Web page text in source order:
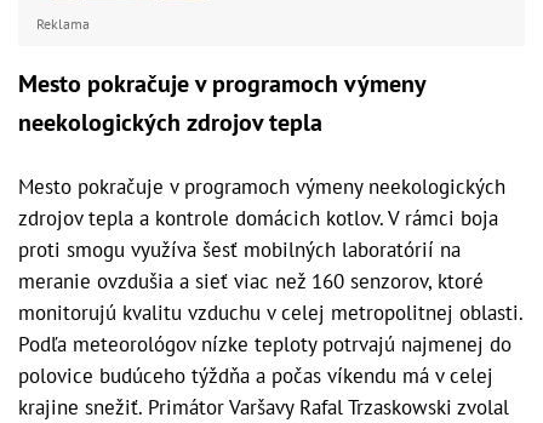
Reklama
Mesto pokračuje v programoch výmeny
neekologických zdrojov tepla
Mesto pokračuje v programoch výmeny neekologických
zdrojov tepla a kontrole domácich kotlov. V rámci boja
proti smogu využíva šesť mobilných laboratórií na
meranie ovzdušia a sieť viac než 160 senzorov, ktoré
monitorujú kvalitu vzduchu v celej metropolitnej oblasti.
Podľa meteorológov nízke teploty potrvajú najmenej do
polovice budúceho týždňa a počas víkendu má v celej
krajine snežiť. Primátor Varšavy Rafal Trzaskowski zvolal